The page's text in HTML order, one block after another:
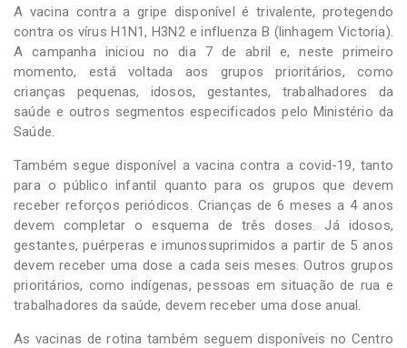
A vacina contra a gripe disponível é trivalente, protegendo
contra os vírus H1N1, H3N2 e influenza B (linhagem Victoria).
A campanha iniciou no dia 7 de abril e, neste primeiro
momento, está voltada aos grupos prioritários, como
crianças pequenas, idosos, gestantes, trabalhadores da
saúde e outros segmentos especificados pelo Ministério da
Saúde.
Também segue disponível a vacina contra a covid-19, tanto
para o público infantil quanto para os grupos que devem
receber reforços periódicos. Crianças de 6 meses a 4 anos
devem completar o esquema de três doses. Já idosos,
gestantes, puérperas e imunossuprimidos a partir de 5 anos
devem receber uma dose a cada seis meses. Outros grupos
prioritários, como indígenas, pessoas em situação de rua e
trabalhadores da saúde, devem receber uma dose anual.
As vacinas de rotina também seguem disponíveis no Centro